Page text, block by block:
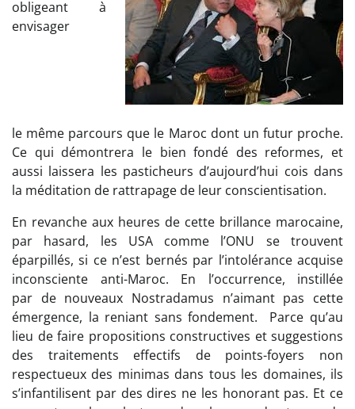
obligeant à
envisager
le même parcours que le Maroc dont un futur proche.
Ce qui démontrera le bien fondé des reformes, et
aussi laissera les pasticheurs d’aujourd’hui cois dans
la méditation de rattrapage de leur conscientisation.
En revanche aux heures de cette brillance marocaine,
par hasard, les USA comme l’ONU se trouvent
éparpillés, si ce n’est bernés par l’intolérance acquise
inconsciente anti-Maroc. En l’occurrence, instillée
par de nouveaux Nostradamus n’aimant pas cette
émergence, la reniant sans fondement. Parce qu’au
lieu de faire propositions constructives et suggestions
des traitements effectifs de points-foyers non
respectueux des minimas dans tous les domaines, ils
s’infantilisent par des dires ne les honorant pas. Et ce